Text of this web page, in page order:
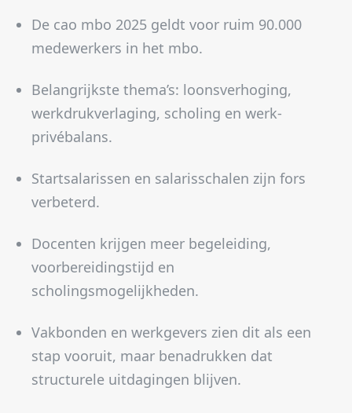
De cao mbo 2025 geldt voor ruim 90.000
medewerkers in het mbo.
Belangrijkste thema’s: loonsverhoging,
werkdrukverlaging, scholing en werk-
privébalans.
Startsalarissen en salarisschalen zijn fors
verbeterd.
Docenten krijgen meer begeleiding,
voorbereidingstijd en
scholingsmogelijkheden.
Vakbonden en werkgevers zien dit als een
stap vooruit, maar benadrukken dat
structurele uitdagingen blijven.